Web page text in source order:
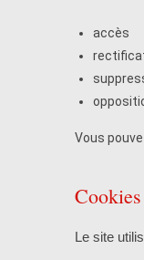
accès
Vous
Cookies
Le site